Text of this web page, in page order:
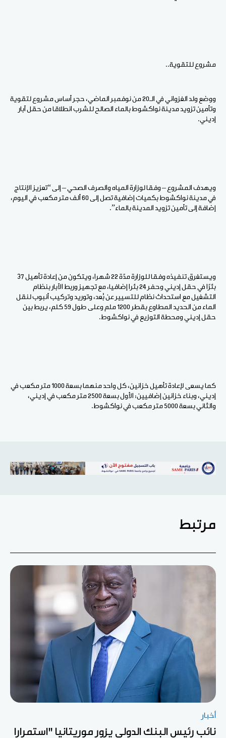
مشروع للتقوية..
ووضع ولد الغزواني في الـ20 من نوفمبر الماضي، حجر أساس مشروع لتقوية
وتأمين تزويد مدينة نواكشوط بالماء الصالح للشرب انطلاقا من حقل آبار
إديني.
ويهدف المشروع – وفقا لوزارة المياه والصرف الصحي – إلى “تعزيز الإنتاج
في مدينة نواكشوط بكميات إضافية تصل إلى 60 ألف متر مكعب في اليوم،
إضافة إلى تأمين تزويد المدينة بالماء”.
ويستغرق تنفيذه وفقا للوزارة مدّة 22 شهرا، ويتكون من إعادة تأهيل 37
بئرًا في حقل إديني وحفر 24 بئرا إضافيا، مع تجهيز وربط الآبار بنظام
التشغيل مع استحداث نظام للتسيير عن بُعد، وتوريد وتركيب أنبوب لنقل
الماء من الحديد المطاوع بقطر 1200 ملم وعلى طول 59 كلم، يربط بين
حقل إديني ومحطة التوزيع في نواكشوط.
كما يسعى لإعادة تأهيل خزانين، كل واحد منهما بسعة 1000 متر مكعب في
إديني، وبناء خزانين إضافيين: الأول بسعة 2500 متر مكعب في إديني،
والثاني بسعة 5000 متر مكعب في نواكشوط.
مرتبط
أخبار
نائب رئيس البنك الدولي يزور موريتانيا "استمرارا